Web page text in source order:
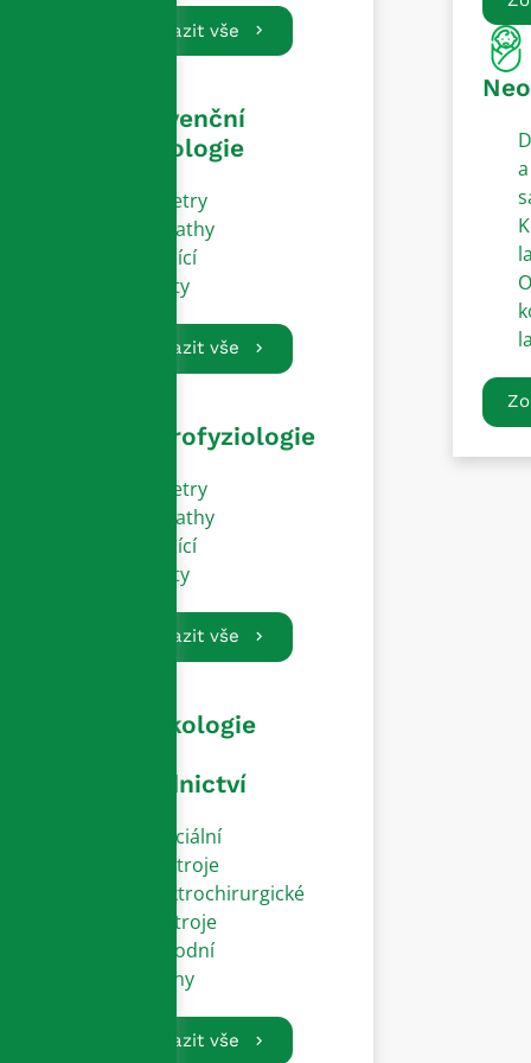
Zobrazit vše
Intervenční
kardiologie
Katetry
Sheathy
Vodící
dráty
Zobrazit vše
Elektrofyziologie
Katetry
Sheathy
Vodící
dráty
Zobrazit vše
Gynekologie
porodnictví
Speciální
přístroje
Elektrochirurgické
nástroje
Porodní
zvony
Zobrazit vše
a